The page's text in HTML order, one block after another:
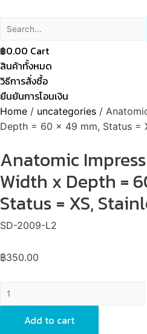
฿0.00 Cart
สินค้าทั้งหมด
วิธีการสั่งซื้อ
ยืนยันการโอนเงิน
Home / uncategories /
Depth = 60 x 49 mm, Status =
Anatomic
Width x Depth =
Status = XS,
SD-2009-L2
฿350.00
Anatomic
Impression
Add to cart